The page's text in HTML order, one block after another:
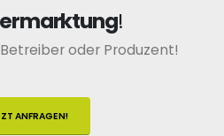
!
oder Produzent!
ANFRAGEN!